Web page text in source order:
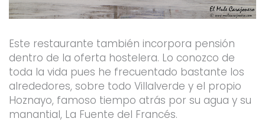
Este restaurante también incorpora pensión
dentro de la oferta hostelera. Lo conozco de
toda la vida pues he frecuentado bastante los
alrededores, sobre todo Villalverde y el propio
Hoznayo, famoso tiempo atrás por su agua y su
manantial, La Fuente del Francés.